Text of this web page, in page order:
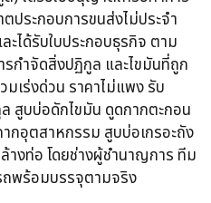
ประกอบการขนส่งไม่ประจำ
ะได้รับใบประกอบธุรกิจ​ ตาม
กำจัดสิ่งปฏิกูล​ และไขมันที่ถูก
เร่งด่วน​ ราคาไม่แพง รับ
สูบบ่อดักไขมัน​ ดูดกากตะกอน​
กอุตสาหกรรม​ สูบบ่อเกรอะถัง
งท่อ​ โดยช่างผู้ชำนาญการ​ ทีม
พร้อมบรรจุ​ตามจริง